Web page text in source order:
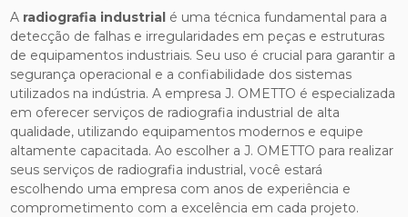
A radiografia industrial é uma técnica fundamental para a
detecção de falhas e irregularidades em peças e estruturas
de equipamentos industriais. Seu uso é crucial para garantir a
segurança operacional e a confiabilidade dos sistemas
utilizados na indústria. A empresa J. OMETTO é especializada
em oferecer serviços de radiografia industrial de alta
qualidade, utilizando equipamentos modernos e equipe
altamente capacitada. Ao escolher a J. OMETTO para realizar
seus serviços de radiografia industrial, você estará
escolhendo uma empresa com anos de experiência e
comprometimento com a excelência em cada projeto.